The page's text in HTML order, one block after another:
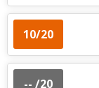
10/20
-- /20